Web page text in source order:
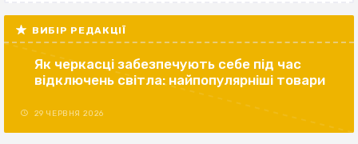
ВИБІР РЕДАКЦІЇ
Як черкасці забезпечують себе під час
відключень світла: найпопулярніші товари
29 ЧЕРВНЯ 2026